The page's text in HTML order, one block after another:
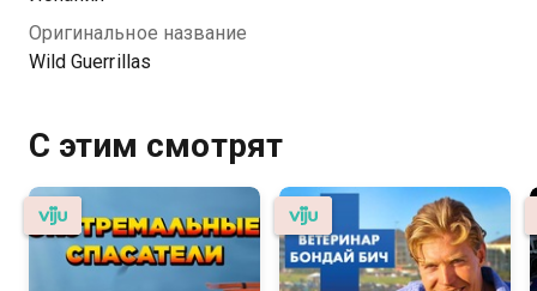
Оригинальное название
Wild Guerrillas
С этим смотрят